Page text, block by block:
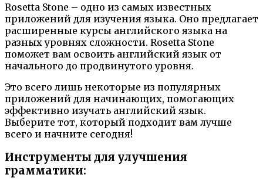
Rosetta Stone – одно из самых известных
приложений для изучения языка. Оно предлагает
расширенные курсы английского языка на
разных уровнях сложности. Rosetta Stone
поможет вам освоить английский язык от
начального до продвинутого уровня.
Это всего лишь некоторые из популярных
приложений для начинающих, помогающих
эффективно изучать английский язык.
Выберите тот, который подходит вам лучше
всего и начните сегодня!
Инструменты для улучшения
грамматики: